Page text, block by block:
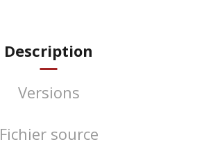
Description
Versions
Fichier source